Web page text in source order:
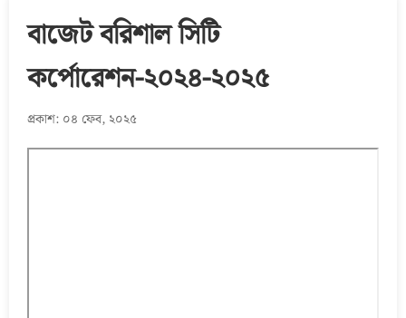
বাজেট বরিশাল সিটি
কর্পোরেশন-২০২৪-২০২৫
প্রকাশ: ০৪ ফেব, ২০২৫